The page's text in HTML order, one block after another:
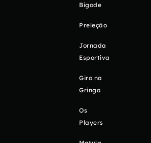
Bigode
Preleção
Jornada
Esportiva
Giro na
Gringa
Os
Players